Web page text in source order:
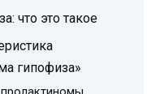
что это такое
гипофиза»